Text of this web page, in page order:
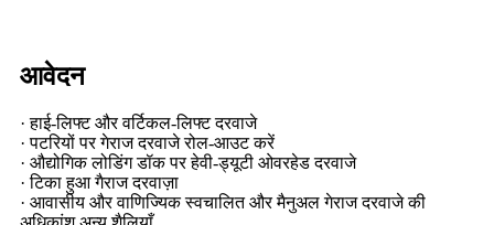
आवेदन
· हाई-लिफ्ट और वर्टिकल-लिफ्ट दरवाजे
· पटरियों पर गेराज दरवाजे रोल-आउट करें
· औद्योगिक लोडिंग डॉक पर हेवी-ड्यूटी ओवरहेड दरवाजे
· टिका हुआ गैराज दरवाज़ा
· आवासीय और वाणिज्यिक स्वचालित और मैनुअल गेराज दरवाजे की